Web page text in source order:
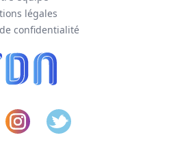
légales
confidentialité